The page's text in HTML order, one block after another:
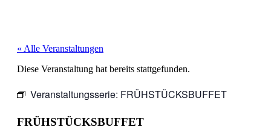
« Alle Veranstaltungen
Diese Veranstaltung hat bereits stattgefunden.
Veranstaltungsserie: FRÜHSTÜCKSBUFFET
FRÜHSTÜCKSBUFFET